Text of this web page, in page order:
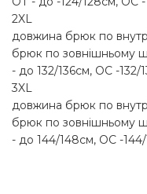
2XL
довжина брюк по
брюк по зовнішньому
- до 132/136см, OC -132/
3XL
довжина брюк по
брюк по зовнішньому
- до 144/148см, OC -